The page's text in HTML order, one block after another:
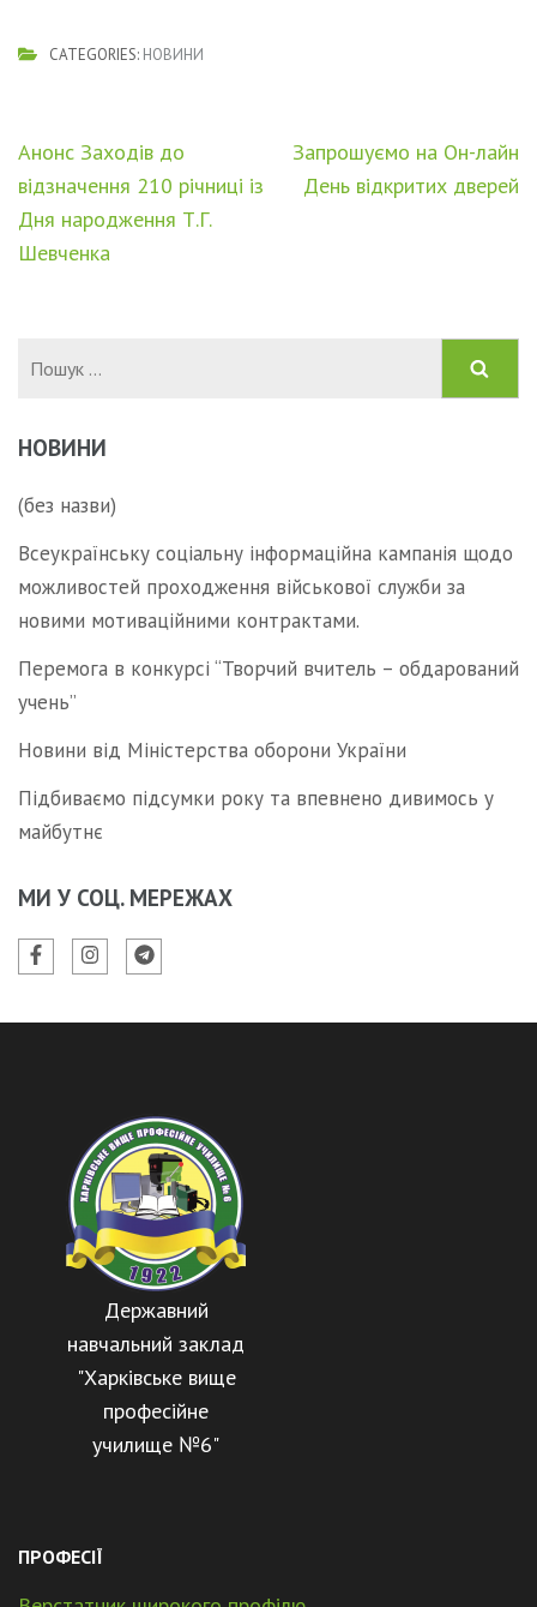
CATEGORIES: НОВИНИ
Навігація
записів
Анонс Заходів до
відзначення 210 річниці із
Дня народження Т.Г.
Шевченка
Запрошуємо на Он-лайн
День відкритих дверей
НОВИНИ
(без назви)
Всеукраїнську соціальну інформаційна кампанія щодо
можливостей проходження військової служби за
новими мотиваційними контрактами.
Перемога в конкурсі “Творчий вчитель – обдарований
учень”
Новини від Міністерства оборони України
Підбиваємо підсумки року та впевнено дивимось у
майбутнє
МИ У СОЦ. МЕРЕЖАХ
Державний
навчальний заклад
"Харківське вище
професійне
училище №6"
ПРОФЕСІЇ